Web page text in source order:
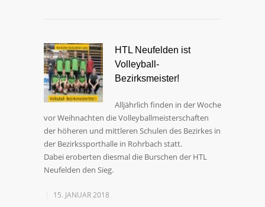
HTL Neufelden ist
Volleyball-
Bezirksmeister!
Alljährlich finden in der Woche
vor Weihnachten die Volleyballmeisterschaften
der höheren und mittleren Schulen des Bezirkes in
der Bezirkssporthalle in Rohrbach statt.
Dabei eroberten diesmal die Burschen der HTL
Neufelden den Sieg.
15. JANUAR 2018